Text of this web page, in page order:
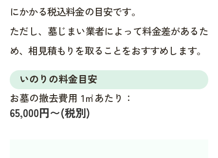
にかかる税込料金の目安です。
ただし、墓じまい業者によって料金差があるた
め、相見積もりを取ることをおすすめします。
いのりの料金目安
お墓の撤去費用 1㎡あたり：
65,000円〜(税別)